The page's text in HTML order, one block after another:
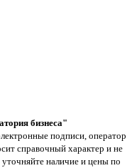
бизнеса"
подписи, оператор
справочный характер и не
наличие и цены по